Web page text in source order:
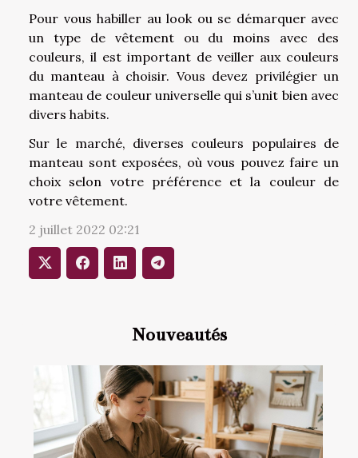
Nouveautés
Pour vous habiller au look ou se démarquer avec
un type de vêtement ou du moins avec des
couleurs, il est important de veiller aux couleurs
du manteau à choisir. Vous devez privilégier un
manteau de couleur universelle qui s’unit bien avec
divers habits.
Sur le marché, diverses couleurs populaires de
manteau sont exposées, où vous pouvez faire un
choix selon votre préférence et la couleur de
votre vêtement.
2 juillet 2022 02:21